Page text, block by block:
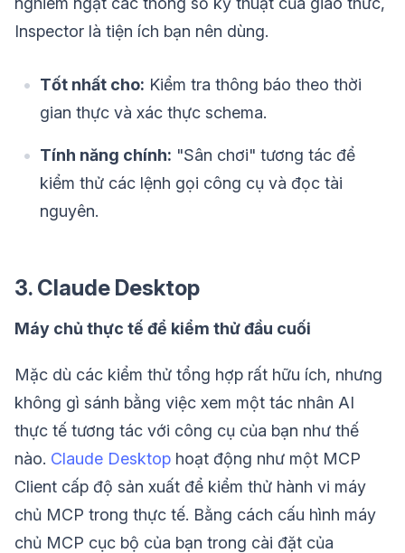
Inspector là tiện ích bạn nên dùng.
Tốt nhất cho: Kiểm tra thông báo theo thời
gian thực và xác thực schema.
Tính năng chính: "Sân chơi" tương tác để
kiểm thử các lệnh gọi công cụ và đọc tài
nguyên.
3. Claude Desktop
Máy chủ thực tế để kiểm thử đầu cuối
Mặc dù các kiểm thử tổng hợp rất hữu ích, nhưng
không gì sánh bằng việc xem một tác nhân AI
thực tế tương tác với công cụ của bạn như thế
nào. Claude Desktop hoạt động như một MCP
Client cấp độ sản xuất để kiểm thử hành vi máy
chủ MCP trong thực tế. Bằng cách cấu hình máy
chủ MCP cục bộ của bạn trong cài đặt của